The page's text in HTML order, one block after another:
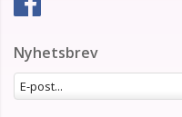
Nyhetsbrev